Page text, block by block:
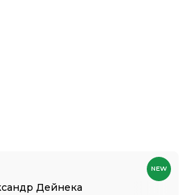
Дейнека
NEW